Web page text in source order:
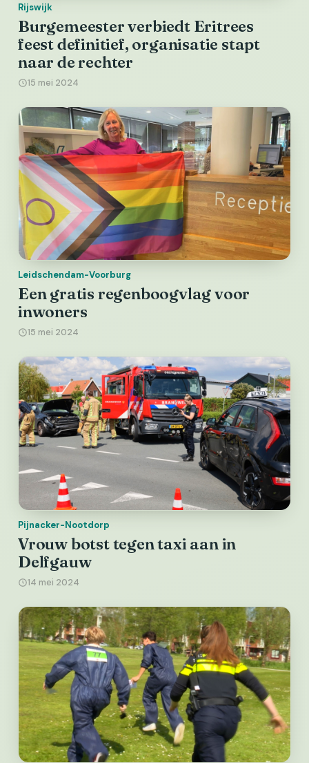
Rijswijk
Burgemeester verbiedt Eritrees
feest definitief, organisatie stapt
naar de rechter
15 mei 2024
Leidschendam-Voorburg
Een gratis regenboogvlag voor
inwoners
15 mei 2024
Pijnacker-Nootdorp
Vrouw botst tegen taxi aan in
Delfgauw
14 mei 2024